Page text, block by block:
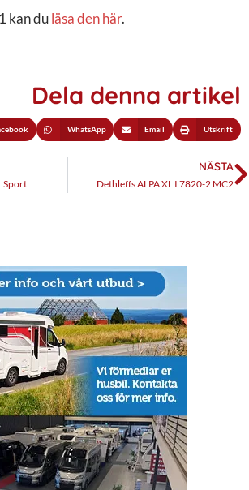
kan duläsa den här.
Dela denna artikel
WhatsApp Email Utskrift
Sport
NÄSTA
Dethleffs ALPA XL I 7820-2 MC2